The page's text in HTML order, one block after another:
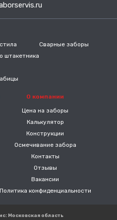
штакетника
Сварные заборы
О компании
Цена на заборы
Калькулятор
Конструкции
Осмечивание забора
Контакты
Отзывы
Вакансии
Политика конфиденциальности
Московская область